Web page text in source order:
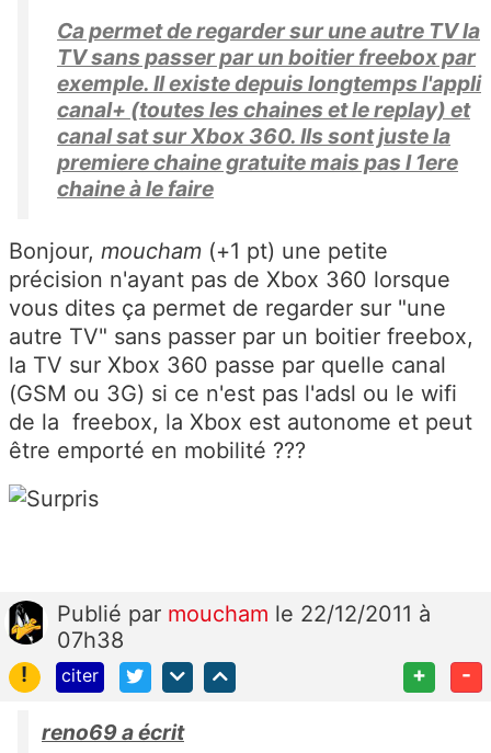
Ca permet de regarder sur une autre TV la
TV sans passer par un boitier freebox par
exemple. Il existe depuis longtemps l'appli
canal+ (toutes les chaines et le replay) et
canal sat sur Xbox 360. Ils sont juste la
premiere chaine gratuite mais pas l 1ere
chaine à le faire
Bonjour, moucham (+1 pt) une petite
précision n'ayant pas de Xbox 360 lorsque
vous dites ça permet de regarder sur "une
autre TV" sans passer par un boitier freebox,
la TV sur Xbox 360 passe par quelle canal
(GSM ou 3G) si ce n'est pas l'adsl ou le wifi
de la freebox, la Xbox est autonome et peut
être emporté en mobilité ???
Publié par moucham le 22/12/2011 à
07h38
!
citer + -
reno69 a écrit